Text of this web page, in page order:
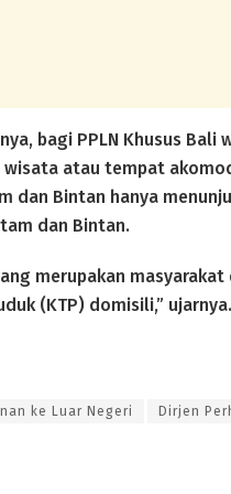
bagi PPLN Khusus
wisata atau tempat
dan Bintan hanya
dan Bintan.
merupakan
(KTP) domisili,” ujarnya.
ke Luar Negeri Dirjen